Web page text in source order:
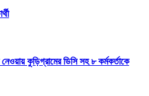
কুড়িগ্রামের ডিসি সহ ৮ কর্মকর্তাকে